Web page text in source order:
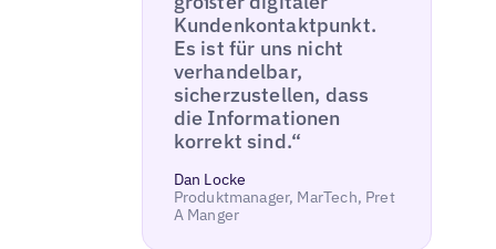
Kundenkontaktpunkt.
Es ist für uns nicht
verhandelbar,
sicherzustellen, dass
die Informationen
korrekt sind.“
Dan Locke
Produktmanager, MarTech, Pret
A Manger